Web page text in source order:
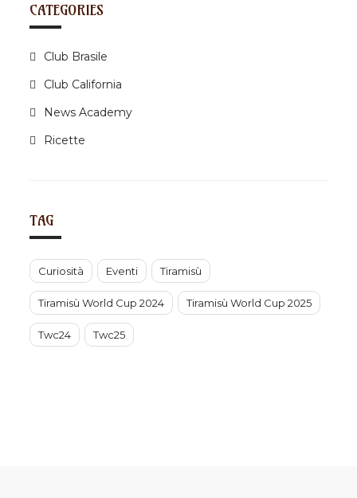
CATEGORIES
Club Brasile
Club California
News Academy
Ricette
TAG
Curiosità Eventi Tiramisù
Tiramisù World Cup 2024 Tiramisù World Cup 2025
Twc24 Twc25